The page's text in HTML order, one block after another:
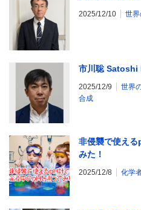
2025/12/10 世
市川聡 Satoshi
2025/12/9 世界
合成
非侵襲で使え
みた！
2025/12/8 化学